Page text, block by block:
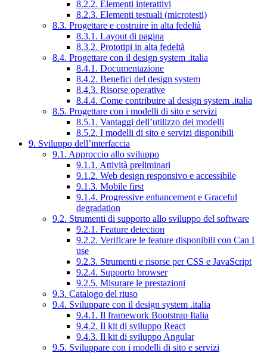
8.2.2. Elementi interattivi
8.2.3. Elementi testuali (microtesti)
8.3. Progettare e costruire in alta fedeltà
8.3.1. Layout di pagina
8.3.2. Prototipi in alta fedeltà
8.4. Progettare con il design system .italia
8.4.1. Documentazione
8.4.2. Benefici del design system
8.4.3. Risorse operative
8.4.4. Come contribuire al design system .italia
8.5. Progettare con i modelli di sito e servizi
8.5.1. Vantaggi dell’utilizzo dei modelli
8.5.2. I modelli di sito e servizi disponibili
9. Sviluppo dell’interfaccia
9.1. Approccio allo sviluppo
9.1.1. Attività preliminari
9.1.2. Web design responsivo e accessibile
9.1.3. Mobile first
9.1.4. Progressive enhancement e Graceful
degradation
9.2. Strumenti di supporto allo sviluppo del software
9.2.1. Feature detection
9.2.2. Verificare le feature disponibili con Can I
use
9.2.3. Strumenti e risorse per CSS e JavaScript
9.2.4. Supporto browser
9.2.5. Misurare le prestazioni
9.3. Catalogo del riuso
9.4. Sviluppare con il design system .italia
9.4.1. Il framework Bootstrap Italia
9.4.2. Il kit di sviluppo React
9.4.3. Il kit di sviluppo Angular
9.5. Sviluppare con i modelli di sito e servizi